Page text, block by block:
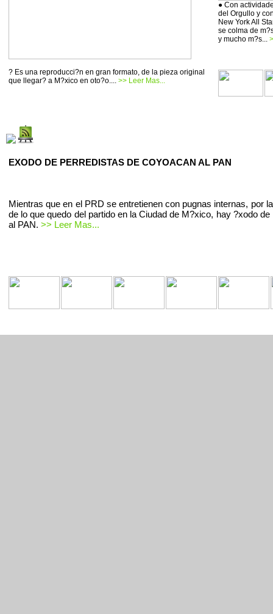
? Es una reproducci?n en gran formato, de la pieza original
que llegar? a M?xico en oto?o.... >> Leer Mas...
● Con
del Orgullo y
New York All
se colma de
y mucho m?s...
EXODO DE PERREDISTAS DE COYOACAN AL PAN
Mientras que en el PRD se entretienen con pugnas internas, por
de lo que quedo del partido en la Ciudad de M?xico, hay ?xodo de
al PAN. >> Leer Mas...